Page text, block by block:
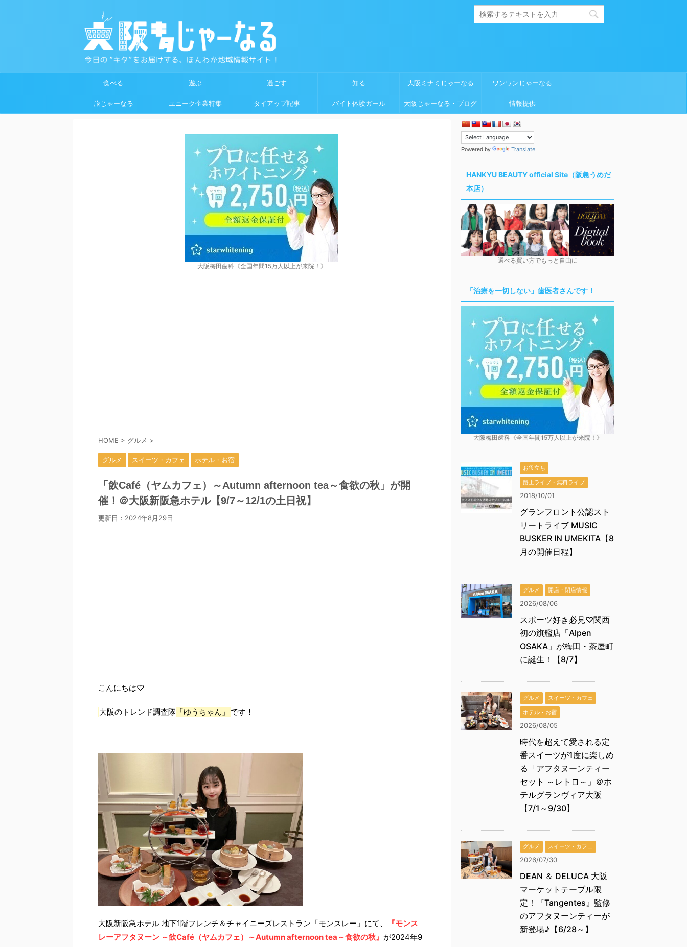
食べる 遊ぶ 過ごす 知る 大阪ミナミじゃーなる ワンワンじゃーなる
旅じゃーなる ユニーク企業特集 タイアップ記事 バイト体験ガール 大阪じゃーなる・ブログ 情報提供
大阪梅田歯科《全国年間15万人以上が来院！》
HOME > グルメ >
グルメ スイーツ・カフェ ホテル・お宿
「飲Café（ヤムカフェ）～Autumn afternoon tea～食欲の秋」が開
催！＠大阪新阪急ホテル【9/7～12/1の土日祝】
更新日： 2024年8月29日
こんにちは♡
大阪のトレンド調査隊 「ゆうちゃん」 です！
大阪新阪急ホテル 地下1階フレンチ＆チャイニーズレストラン「モンスレー」にて、
『モンス
レーアフタヌーン ～飲Café（ヤムカフェ）～Autumn afternoon tea～食欲の秋』 が2024年9
Powered by Translate
HANKYU BEAUTY official Site（阪急うめだ
本店）
選べる買い方でもっと自由に
「治療を一切しない」歯医者さんです！
大阪梅田歯科《全国年間15万人以上が来院！》
お役立ち
路上ライブ・無料ライブ
2018/10/01
グランフロント公認スト
リートライブ MUSIC
BUSKER IN UMEKITA【8
月の開催日程】
グルメ 開店・閉店情報
2026/08/06
スポーツ好き必見♡関西
初の旗艦店「Alpen
OSAKA」が梅田・茶屋町
に誕生！【8/7】
グルメ
スイーツ・カフェ
ホテル・お宿
2026/08/05
時代を超えて愛される定
番スイーツが1度に楽しめ
る「アフタヌーンティー
セット ～レトロ～」＠ホ
テルグランヴィア大阪
【7/1～9/30】
グルメ スイーツ・カフェ
2026/07/30
DEAN ＆ DELUCA 大阪
マーケットテーブル限
定！『Tangentes』監修
のアフタヌーンティーが
新登場♪【6/28～】